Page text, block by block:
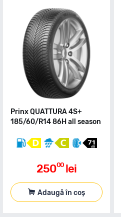
Prinx QUATTURA 4S+
185/60/R14 86H all season
25000 lei
Adaugă în coș